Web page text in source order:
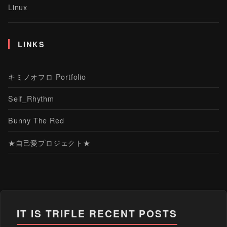
Linux
LINKS
キミノオフロ Portfolio
Self_Rhythm
Bunny The Red
★自己愛プロジェクト★
IT IS TRIFLE RECENT POSTS